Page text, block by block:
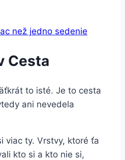
než jedno sedenie
Cesta
to isté. Je to cesta
ani nevedela
viac ty. Vrstvy, ktoré ťa
kto si a kto nie si,